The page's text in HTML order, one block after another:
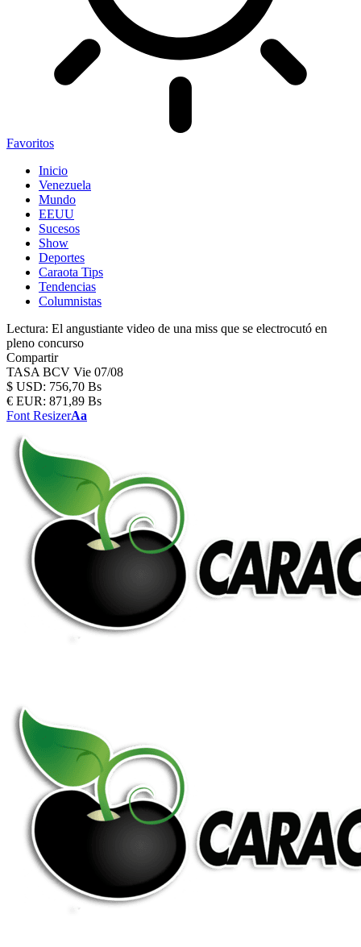
Favoritos
Inicio
Venezuela
Mundo
EEUU
Sucesos
Show
Deportes
Caraota Tips
Tendencias
Columnistas
Lectura: El angustiante video de una miss que se electrocutó en
pleno concurso
Compartir
TASA BCV Vie 07/08
$ USD: 756,70 Bs
€ EUR: 871,89 Bs
Font ResizerAa